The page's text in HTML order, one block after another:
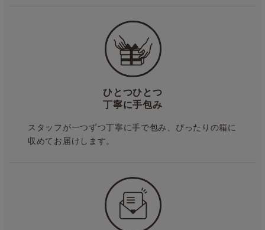
ひとつひとつ
丁寧に手包み
スタッフが一つずつ丁寧に手で包み、ぴったりの箱に
収めてお届けします。